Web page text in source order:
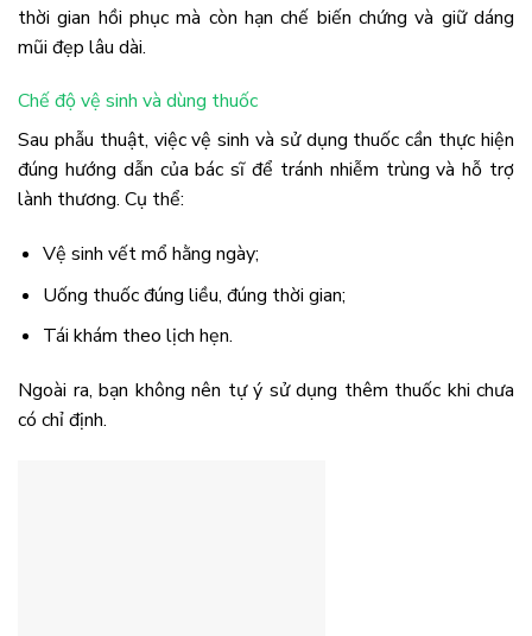
thời gian hồi phục mà còn hạn chế biến chứng và giữ dáng
mũi đẹp lâu dài.
Chế độ vệ sinh và dùng thuốc
Sau phẫu thuật, việc vệ sinh và sử dụng thuốc cần thực hiện
đúng hướng dẫn của bác sĩ để tránh nhiễm trùng và hỗ trợ
lành thương. Cụ thể:
Vệ sinh vết mổ hằng ngày;
Uống thuốc đúng liều, đúng thời gian;
Tái khám theo lịch hẹn.
Ngoài ra, bạn không nên tự ý sử dụng thêm thuốc khi chưa
có chỉ định.